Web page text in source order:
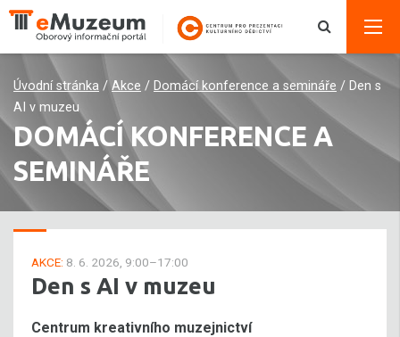
Úvodní stránka / Akce / Domácí konference a semináře / Den s
AI v muzeu
DOMÁCÍ KONFERENCE A
SEMINÁŘE
AKCE: 8. 6. 2026, 9:00–17:00
Den s AI v muzeu
Centrum kreativního muzejnictví